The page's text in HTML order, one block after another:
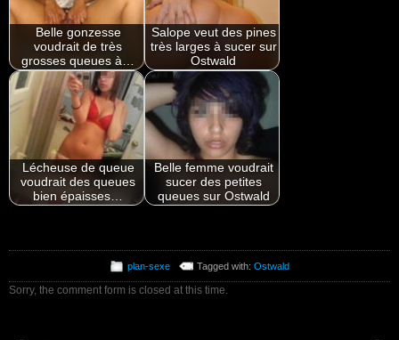
Belle gonzesse
voudrait de très
grosses queues à…
Salope veut des pines
très larges à sucer sur
Ostwald
Lécheuse de queue
voudrait des queues
bien épaisses…
Belle femme voudrait
sucer des petites
queues sur Ostwald
plan-sexe Tagged with:Ostwald
Sorry, the comment form is closed at this time.